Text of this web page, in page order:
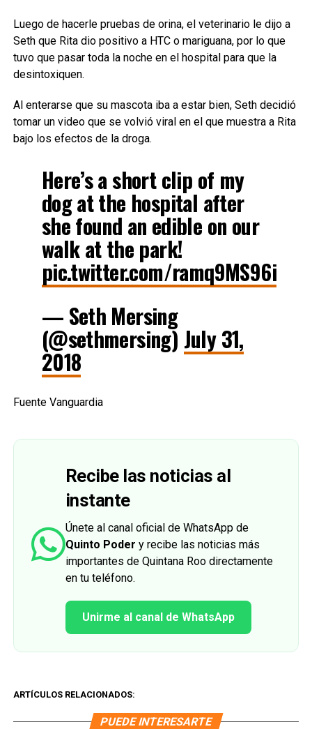
Luego de hacerle pruebas de orina, el veterinario le dijo a
Seth que Rita dio positivo a HTC o mariguana, por lo que
tuvo que pasar toda la noche en el hospital para que la
desintoxiquen.
Al enterarse que su mascota iba a estar bien, Seth decidió
tomar un video que se volvió viral en el que muestra a Rita
bajo los efectos de la droga.
Here’s a short clip of my
dog at the hospital after
she found an edible on our
walk at the park!
pic.twitter.com/ramq9MS96i
— Seth Mersing
(@sethmersing) July 31,
2018
Fuente Vanguardia
Recibe las noticias al
instante
Únete al canal oficial de WhatsApp de
Quinto Poder y recibe las noticias más
importantes de Quintana Roo directamente
en tu teléfono.
Unirme al canal de WhatsApp
ARTÍCULOS RELACIONADOS:
PUEDE INTERESARTE